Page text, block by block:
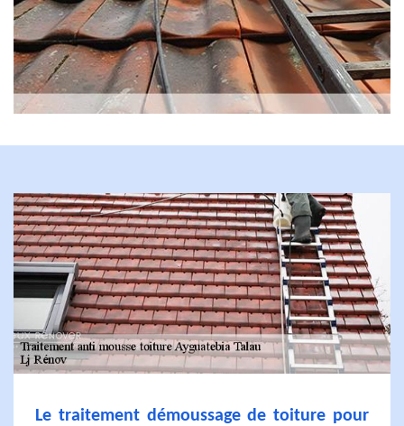
Le traitement démoussage de toiture pour